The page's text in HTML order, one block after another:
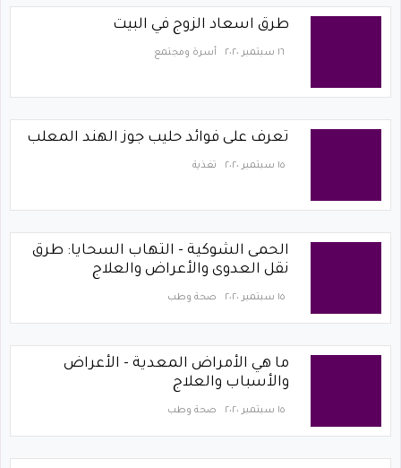
طرق اسعاد الزوج في البيت
١٦ سبتمبر ٢٠٢٠ أسرة ومجتمع
تعرف على فوائد حليب جوز الهند المعلب
١٥ سبتمبر ٢٠٢٠ تغذية
الحمى الشوكية - التهاب السحايا: طرق
نقل العدوى والأعراض والعلاج
١٥ سبتمبر ٢٠٢٠ صحة وطب
ما هي الأمراض المعدية - الأعراض
والأسباب والعلاج
١٥ سبتمبر ٢٠٢٠ صحة وطب